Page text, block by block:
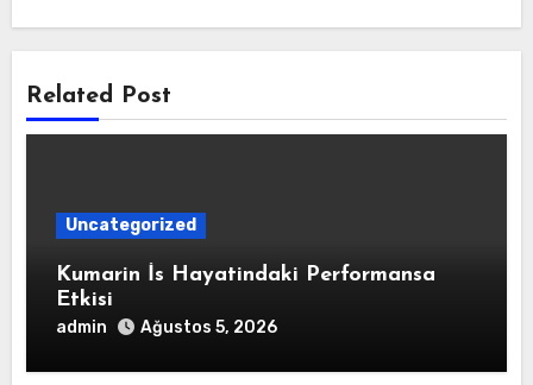
Related Post
Uncategorized
Kumarin İs Hayatindaki Performansa
Etkisi
admin Ağustos 5, 2026